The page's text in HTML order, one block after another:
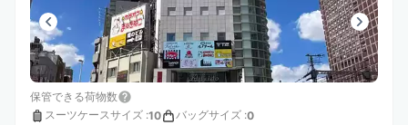
保管できる荷物数
スーツケースサイズ :10 バッグサイズ :0